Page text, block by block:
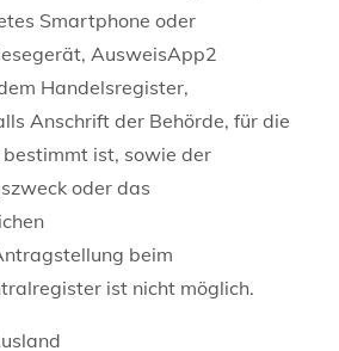
Smartphone oder
AusweisApp2
Handelsregister,
Anschrift der Behörde, für die
ist, sowie der
oder das
beim
ist nicht möglich.